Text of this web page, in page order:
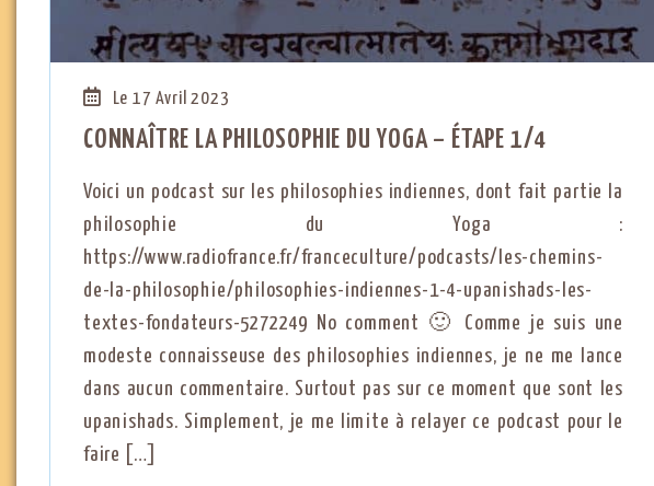
Le 17 Avril 2023
CONNAÎTRE LA PHILOSOPHIE DU YOGA – ÉTAPE 1/4
Voici un podcast sur les philosophies indiennes, dont fait partie la
philosophie du Yoga :
https://www.radiofrance.fr/franceculture/podcasts/les-chemins-
de-la-philosophie/philosophies-indiennes-1-4-upanishads-les-
textes-fondateurs-5272249 No comment 🙂 Comme je suis une
modeste connaisseuse des philosophies indiennes, je ne me lance
dans aucun commentaire. Surtout pas sur ce moment que sont les
upanishads. Simplement, je me limite à relayer ce podcast pour le
faire […]